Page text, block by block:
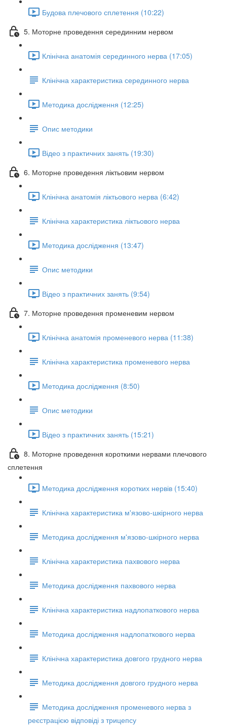
Будова плечового сплетення (10:22)
5. Моторне проведення серединним нервом
Клінічна анатомія серединного нерва (17:05)
Клінічна характеристика серединного нерва
Методика дослідження (12:25)
Опис методики
Відео з практичних занять (19:30)
6. Моторне проведення ліктьовим нервом
Клінічна анатомія ліктьового нерва (6:42)
Клінічна характеристика ліктьового нерва
Методика дослідження (13:47)
Опис методики
Відео з практичних занять (9:54)
7. Моторне проведення променевим нервом
Клінічна анатомія променевого нерва (11:38)
Клінічна характеристика променевого нерва
Методика дослідження (8:50)
Опис методики
Відео з практичних занять (15:21)
8. Моторне проведення короткими нервами плечового
сплетення
Методика дослідження коротких нервів (15:40)
Клінічна характеристика м'язово-шкірного нерва
Методика дослідження м'язово-шкірного нерва
Клінічна характеристика пахвового нерва
Методика дослідження пахвового нерва
Клінічна характеристика надлопаткового нерва
Методика дослідження надлопаткового нерва
Клінічна характеристика довгого грудного нерва
Методика дослідження довгого грудного нерва
Методика дослідження променевого нерва з
реєстрацією відповіді з трицепсу